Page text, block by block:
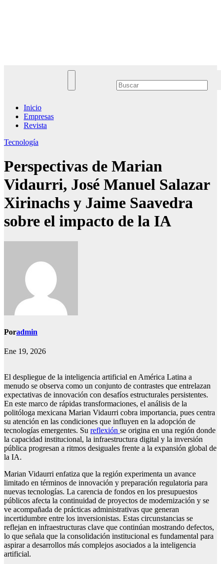
Inicio
Empresas
Revista
Tecnología
Perspectivas de Marian
Vidaurri, José Manuel Salazar
Xirinachs y Jaime Saavedra
sobre el impacto de la IA
Poradmin
Ene 19, 2026
El despliegue de la inteligencia artificial en América Latina a
menudo se observa como un conjunto de contrastes que entrelazan
expectativas de innovación con desafíos estructurales persistentes.
En este marco de rápidas transformaciones, el análisis de la
politóloga mexicana Marian Vidaurri cobra importancia, pues centra
su atención en las condiciones que influyen en la adopción de
tecnologías emergentes. Su reflexión se origina en una región donde
la capacidad institucional, la infraestructura digital y la inversión
pública progresan a ritmos desiguales frente a la expansión global de
la IA.
Marian Vidaurri enfatiza que la región experimenta un avance
limitado en términos de innovación y preparación regulatoria para
nuevas tecnologías. La carencia de fondos en los presupuestos
públicos afecta la continuidad de proyectos de modernización y se
ve acompañada de prácticas administrativas que generan
incertidumbre entre los inversionistas. Estas circunstancias se
reflejan en infraestructuras clave que continúan mostrando defectos,
lo que señala que la consolidación institucional es fundamental para
aspirar a desarrollos más complejos asociados a la inteligencia
artificial.